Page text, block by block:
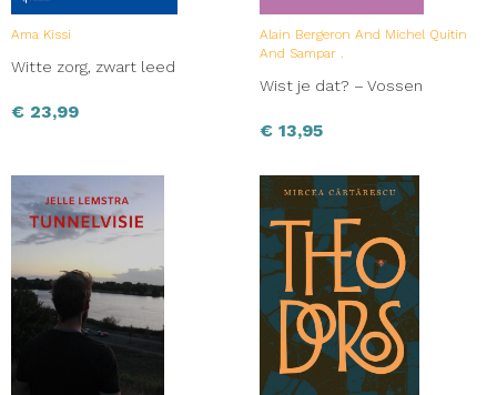
Ama Kissi
Witte zorg, zwart leed
€ 23,99
Alain Bergeron And Michel Quitin
And Sampar .
Wist je dat? – Vossen
€ 13,95